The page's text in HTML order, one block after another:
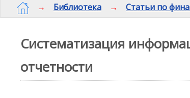
→ Библиотека → Статьи по
Систематизация
отчетности